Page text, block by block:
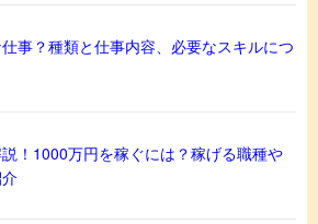
事？種類と仕事内容、必要なスキルにつ
！1000万円を稼ぐには？稼げる職種や